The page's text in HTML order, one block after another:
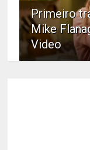
Primeiro
Mike
Video